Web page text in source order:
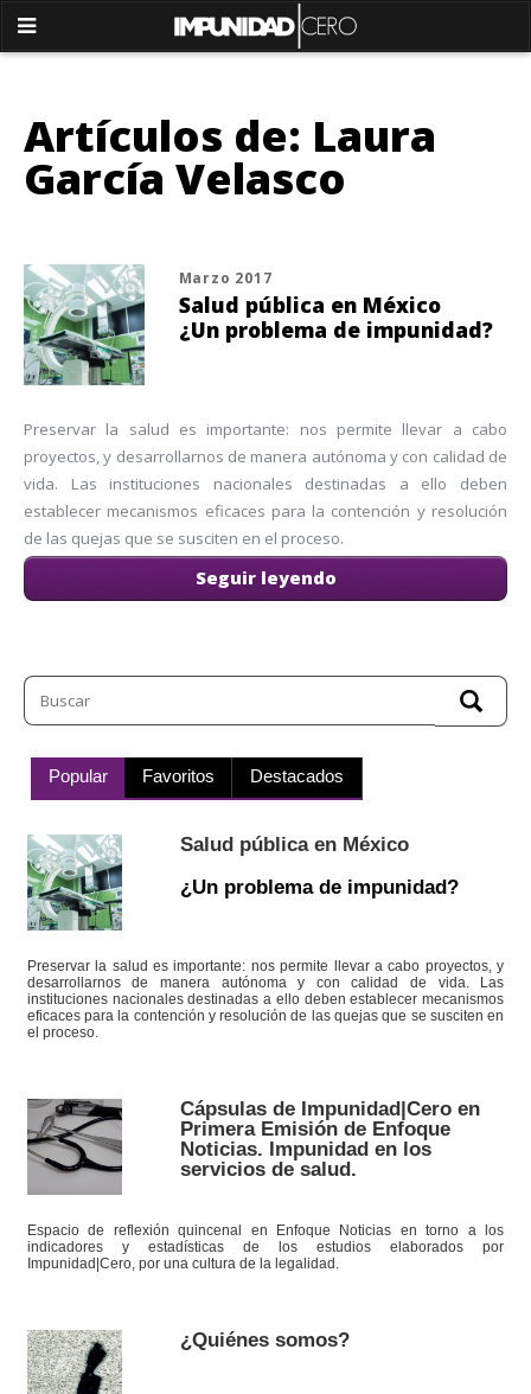
Artículos de: Laura
García Velasco
Marzo 2017
Salud pública en México
¿Un problema de impunidad?
Preservar la salud es importante: nos permite llevar a cabo
proyectos, y desarrollarnos de manera autónoma y con calidad de
vida. Las instituciones nacionales destinadas a ello deben
establecer mecanismos eficaces para la contención y resolución
de las quejas que se susciten en el proceso.
Seguir leyendo
Popular Favoritos Destacados
Salud pública en México
¿Un problema de impunidad?
Preservar la salud es importante: nos permite llevar a cabo proyectos, y
desarrollarnos de manera autónoma y con calidad de vida. Las
instituciones nacionales destinadas a ello deben establecer mecanismos
eficaces para la contención y resolución de las quejas que se susciten en
el proceso.
Cápsulas de Impunidad|Cero en
Primera Emisión de Enfoque
Noticias. Impunidad en los
servicios de salud.
Espacio de reflexión quincenal en Enfoque Noticias en torno a los
indicadores y estadísticas de los estudios elaborados por
Impunidad|Cero, por una cultura de la legalidad.
¿Quiénes somos?